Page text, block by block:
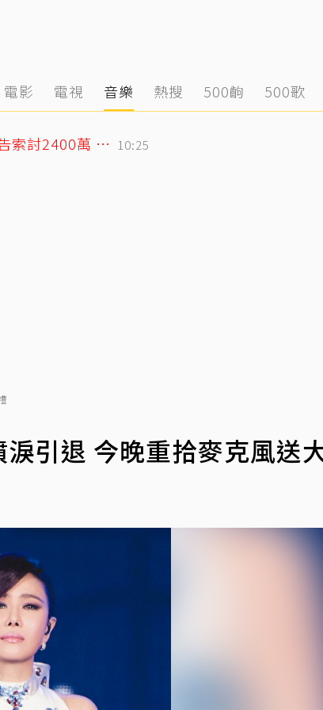
電影 電視 音樂 熱搜 500齣 500歌
75歲大咖影后爆戀小38歲攝影同居6年？遭提告索討2400萬 硬氣反擊絕不給 10:25
引退 今晚重拾麥克風送